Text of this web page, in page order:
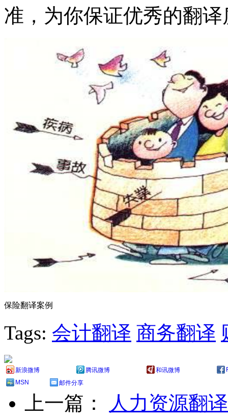
准，为你保证优秀的翻译
保险翻译案例
Tags: 会计翻译 商务翻译
新浪微博 腾讯微博 和讯微博
MSN
邮件分享
上一篇：
人力资源翻译